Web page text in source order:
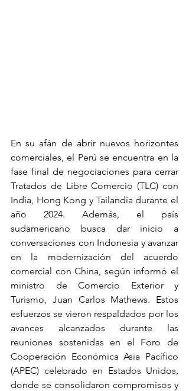
En su afán de abrir nuevos horizontes
comerciales, el Perú se encuentra en la
fase final de negociaciones para cerrar
Tratados de Libre Comercio (TLC) con
India, Hong Kong y Tailandia durante el
año 2024. Además, el país
sudamericano busca dar inicio a
conversaciones con Indonesia y avanzar
en la modernización del acuerdo
comercial con China, según informó el
ministro de Comercio Exterior y
Turismo, Juan Carlos Mathews. Estos
esfuerzos se vieron respaldados por los
avances alcanzados durante las
reuniones sostenidas en el Foro de
Cooperación Económica Asia Pacífico
(APEC) celebrado en Estados Unidos,
donde se consolidaron compromisos y